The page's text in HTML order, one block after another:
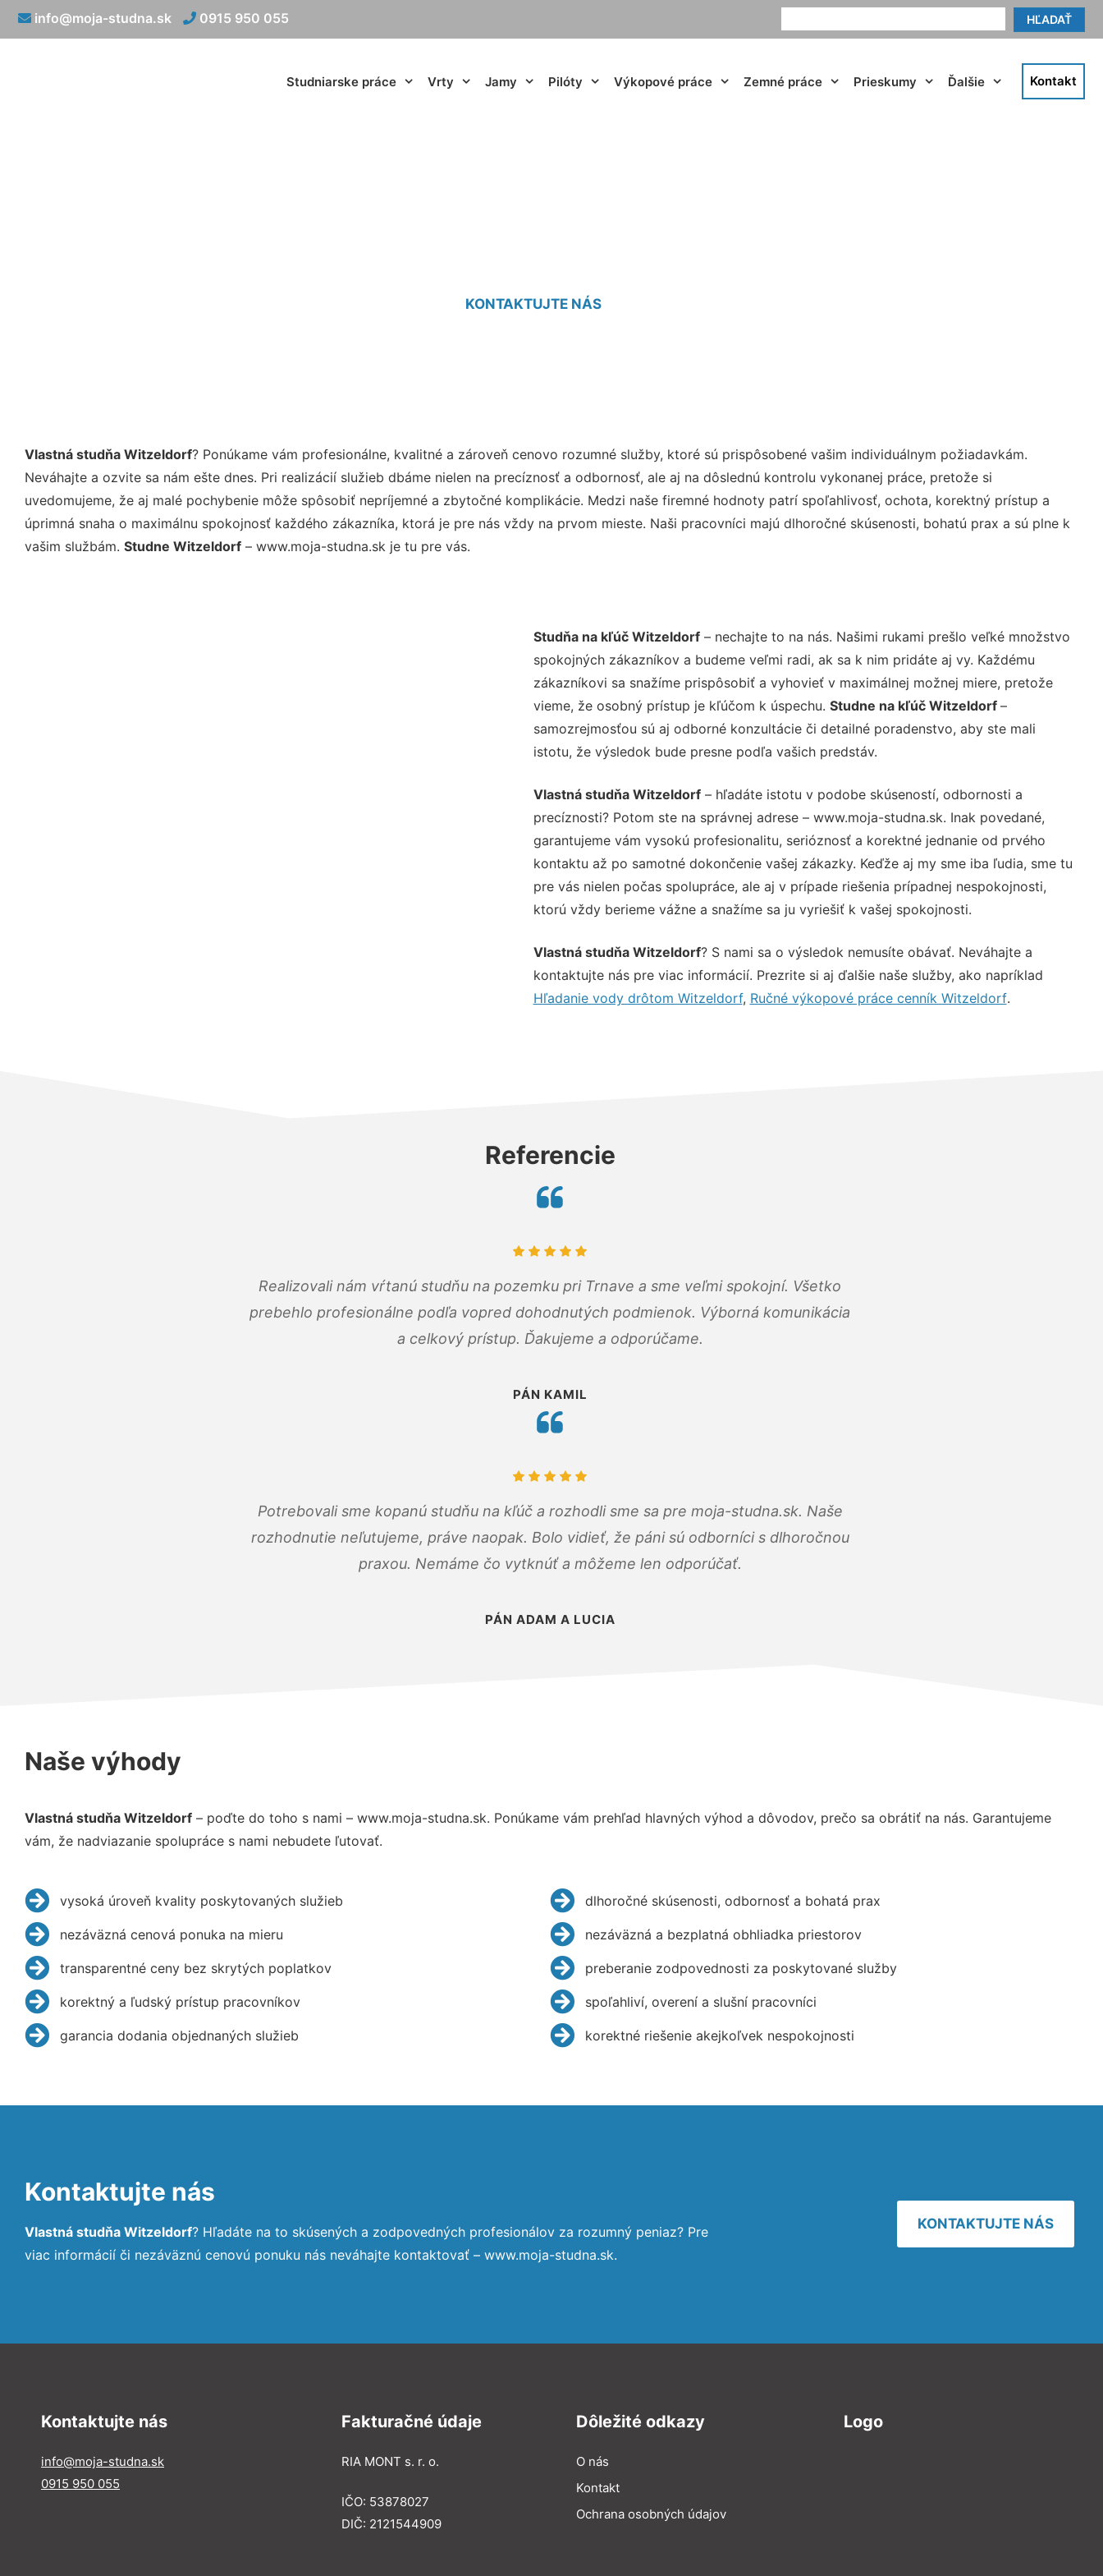
HĽADAŤ
info@moja-studna.sk 0915 950 055
Studniarske práce Vrty Jamy Pilóty Výkopové práce Zemné práce Prieskumy Ďalšie Kontakt
KONTAKTUJTE NÁS
Vlastná studňa Witzeldorf? Ponúkame vám profesionálne, kvalitné a zároveň cenovo rozumné služby, ktoré sú prispôsobené vašim individuálnym požiadavkám.
Neváhajte a ozvite sa nám ešte dnes. Pri realizácií služieb dbáme nielen na precíznosť a odbornosť, ale aj na dôslednú kontrolu vykonanej práce, pretože si
uvedomujeme, že aj malé pochybenie môže spôsobiť nepríjemné a zbytočné komplikácie. Medzi naše firemné hodnoty patrí spoľahlivosť, ochota, korektný prístup a
úprimná snaha o maximálnu spokojnosť každého zákazníka, ktorá je pre nás vždy na prvom mieste. Naši pracovníci majú dlhoročné skúsenosti, bohatú prax a sú plne k
vašim službám. Studne Witzeldorf – www.moja-studna.sk je tu pre vás.
Studňa na kľúč Witzeldorf– nechajte to na nás. Našimi rukami prešlo veľké množstvo
spokojných zákazníkov a budeme veľmi radi, ak sa k nim pridáte aj vy. Každému
zákazníkovi sa snažíme prispôsobiť a vyhovieť v maximálnej možnej miere, pretože
vieme, že osobný prístup je kľúčom k úspechu. Studne na kľúč Witzeldorf –
samozrejmosťou sú aj odborné konzultácie či detailné poradenstvo, aby ste mali
istotu, že výsledok bude presne podľa vašich predstáv.
Vlastná studňa Witzeldorf– hľadáte istotu v podobe skúseností, odbornosti a
precíznosti? Potom ste na správnej adrese – www.moja-studna.sk. Inak povedané,
garantujeme vám vysokú profesionalitu, serióznosť a korektné jednanie od prvého
kontaktu až po samotné dokončenie vašej zákazky. Keďže aj my sme iba ľudia, sme tu
pre vás nielen počas spolupráce, ale aj v prípade riešenia prípadnej nespokojnosti,
ktorú vždy berieme vážne a snažíme sa ju vyriešiť k vašej spokojnosti.
Vlastná studňa Witzeldorf? S nami sa o výsledok nemusíte obávať. Neváhajte a
kontaktujte nás pre viac informácií. Prezrite si aj ďalšie naše služby, ako napríklad
Hľadanie vody drôtom Witzeldorf, Ručné výkopové práce cenník Witzeldorf.
Referencie
Realizovali nám vŕtanú studňu na pozemku pri Trnave a sme veľmi spokojní. Všetko
prebehlo profesionálne podľa vopred dohodnutých podmienok. Výborná komunikácia
a celkový prístup. Ďakujeme a odporúčame.
PÁN KAMIL
Potrebovali sme kopanú studňu na kľúč a rozhodli sme sa pre moja-studna.sk. Naše
rozhodnutie neľutujeme, práve naopak. Bolo vidieť, že páni sú odborníci s dlhoročnou
praxou. Nemáme čo vytknúť a môžeme len odporúčať.
PÁN ADAM A LUCIA
Naše výhody
Vlastná studňa Witzeldorf – poďte do toho s nami – www.moja-studna.sk. Ponúkame vám prehľad hlavných výhod a dôvodov, prečo sa obrátiť na nás. Garantujeme
vám, že nadviazanie spolupráce s nami nebudete ľutovať.
vysoká úroveň kvality poskytovaných služieb
nezáväzná cenová ponuka na mieru
transparentné ceny bez skrytých poplatkov
korektný a ľudský prístup pracovníkov
garancia dodania objednaných služieb
dlhoročné skúsenosti, odbornosť a bohatá prax
nezáväzná a bezplatná obhliadka priestorov
preberanie zodpovednosti za poskytované služby
spoľahliví, overení a slušní pracovníci
korektné riešenie akejkoľvek nespokojnosti
Kontaktujte nás
Vlastná studňa Witzeldorf? Hľadáte na to skúsených a zodpovedných profesionálov za rozumný peniaz? Pre
viac informácií či nezáväznú cenovú ponuku nás neváhajte kontaktovať – www.moja-studna.sk.
KONTAKTUJTE NÁS
Kontaktujte nás
info@moja-studna.sk
0915 950 055
Fakturačné údaje
RIA MONT s. r. o.
IČO: 53878027
DIČ: 2121544909
Dôležité odkazy
O nás
Kontakt
Ochrana osobných údajov
Logo